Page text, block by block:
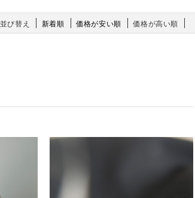
並び替え 新着順 価格が安い順 価格が高い順